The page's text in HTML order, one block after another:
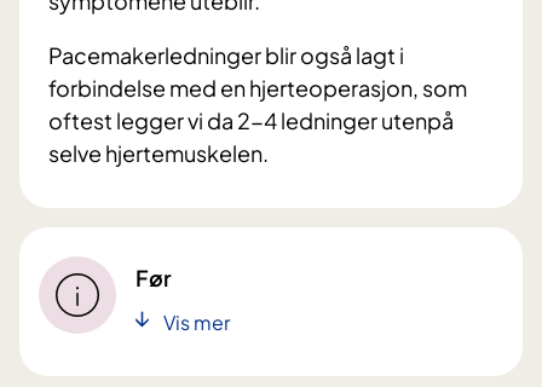
Pacemakerledninger blir også lagt i
forbindelse med en hjerteoperasjon, som
oftest legger vi da 2-4 ledninger utenpå
selve hjertemuskelen.
Før
Vis mer